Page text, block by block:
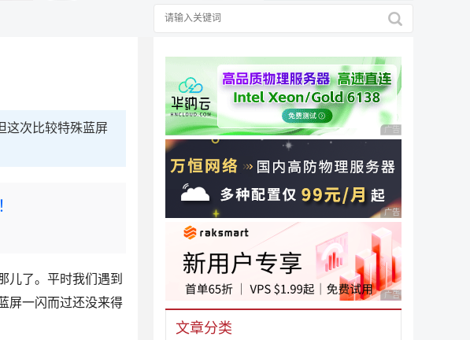
这次比较特殊蓝屏
儿了。平时我们遇到
屏一闪而过还没来得
广告 商业广告，理性
广告 商业广告，理性
广告 商业广告，理性
文章分类